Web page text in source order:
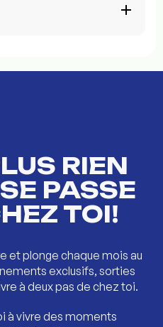
RIEN
PASSE
TOI!
et plonge chaque mois au
exclusifs, sorties
à deux pas de chez toi.
à vivre des moments